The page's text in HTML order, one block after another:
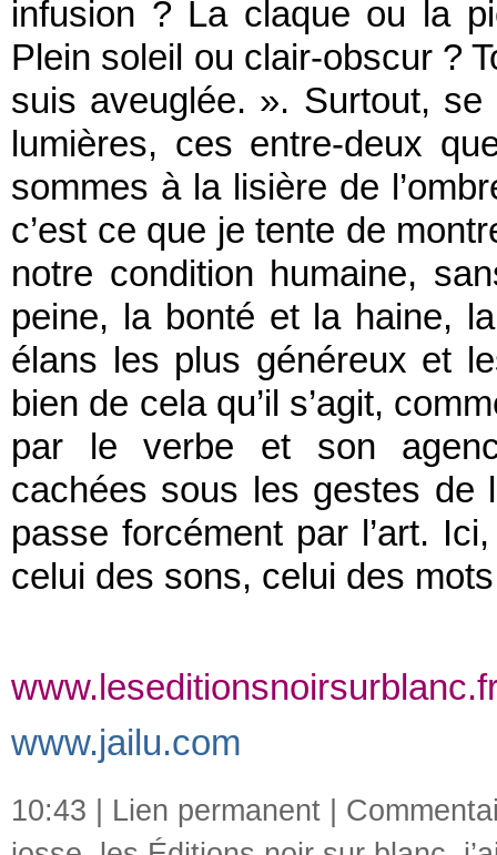
infusion ? La claque ou la
Plein soleil ou clair-obscur ?
suis aveuglée. ». Surtout,
lumières, ces entre-deux
sommes à la lisière de
c’est ce que je tente de
notre condition humaine,
peine, la bonté et la haine,
élans les plus généreux et
bien de cela qu’il s’agit,
par le verbe et son
cachées sous les gestes de
passe forcément par l’art.
celui des sons, celui des
www.jailu.com
10:43 | Lien permanent